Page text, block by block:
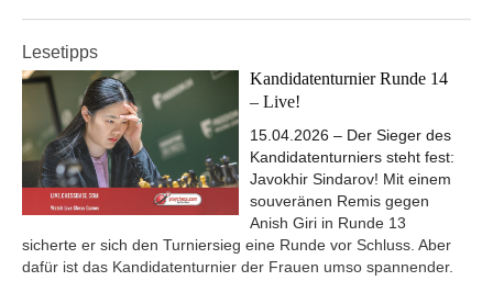
Lesetipps
Kandidatenturnier Runde 14
– Live!
15.04.2026 – Der Sieger des
Kandidatenturniers steht fest:
Javokhir Sindarov! Mit einem
souveränen Remis gegen
Anish Giri in Runde 13
sicherte er sich den Turniersieg eine Runde vor Schluss. Aber
dafür ist das Kandidatenturnier der Frauen umso spannender.